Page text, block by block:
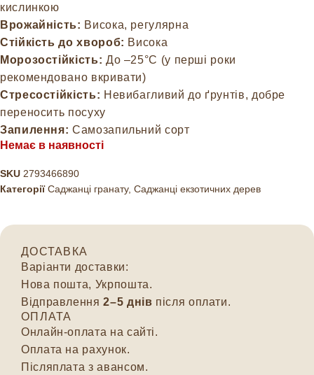
кислинкою
Врожайність: Висока, регулярна
Стійкість до хвороб: Висока
Морозостійкість: До –25°C (у перші роки
рекомендовано вкривати)
Стресостійкість: Невибагливий до ґрунтів, добре
переносить посуху
Запилення: Самозапильний сорт
Немає в наявності
SKU 2793466890
Категорії Саджанці гранату, Саджанці екзотичних дерев
ДОСТАВКА
Варіанти доставки:
Нова пошта, Укрпошта.
Відправлення2–5 днів після оплати.
ОПЛАТА
Онлайн-оплата на сайті.
Оплата на рахунок.
Післяплата з авансом.